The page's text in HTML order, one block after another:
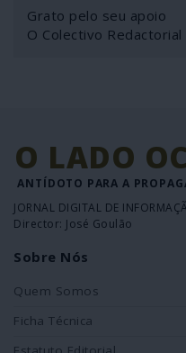
Grato pelo seu apoio
O Colectivo Redactorial
O LADO
ANTÍDOTO PARA A
JORNAL DIGITAL DE
Director: José Goulão
Sobre Nós
Quem Somos
Ficha Técnica